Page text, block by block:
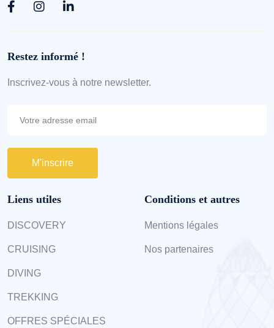
Restez informé !
Inscrivez-vous à notre newsletter.
M'inscrire
Liens utiles
DISCOVERY
CRUISING
DIVING
TREKKING
OFFRES SPÉCIALES
Conditions et autres
Mentions légales
Nos partenaires